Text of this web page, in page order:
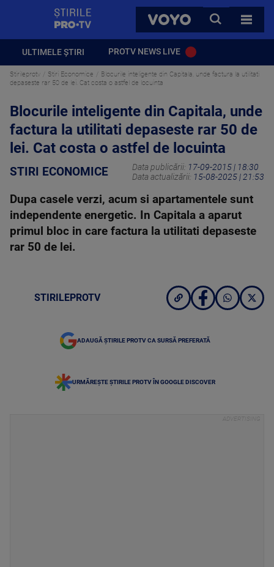
VOYO
CAUTA
TOATE
ULTIMELE ȘTIRI PROTV NEWS LIVE
Stirileprotv Stiri Economice
Blocurile inteligente din Capitala, unde factura la utilitati
depaseste rar 50 de lei. Cat costa o astfel de locuinta
Blocurile inteligente din Capitala, unde
factura la utilitati depaseste rar 50 de
lei. Cat costa o astfel de locuinta
STIRI ECONOMICE Data publicării: 17-09-2015 | 18:30
Data actualizării: 15-08-2025 | 21:53
Dupa casele verzi, acum si apartamentele sunt
independente energetic. In Capitala a aparut
primul bloc in care factura la utilitati depaseste
rar 50 de lei.
STIRILEPROTV
ADAUGĂ ȘTIRILE PROTV CA SURSĂ PREFERATĂ
URMĂREȘTE ȘTIRILE PROTV ÎN GOOGLE DISCOVER